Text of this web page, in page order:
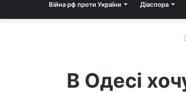
Війна рф проти України Діаспора
В Одесі